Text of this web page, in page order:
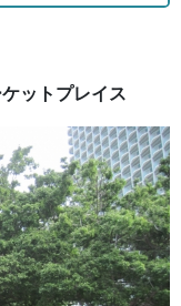
ットプレイス